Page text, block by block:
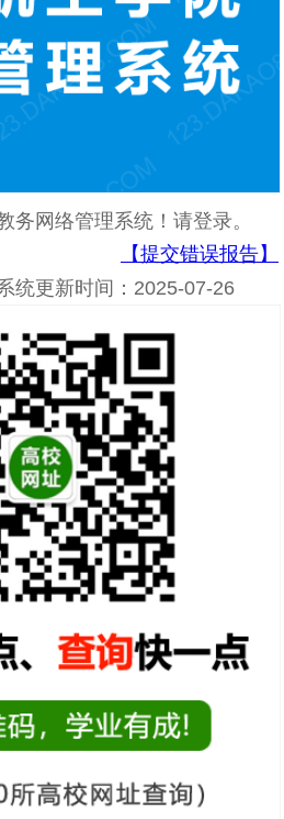
务网络管理系统！请登录。
【提交错误报告】
统更新时间：2025-07-26